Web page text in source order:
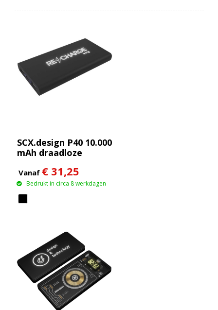
SCX.design P40 10.000
mAh draadloze
met oplichtend
Vanaf € 31,25
Bedrukt in circa 8 werkdagen